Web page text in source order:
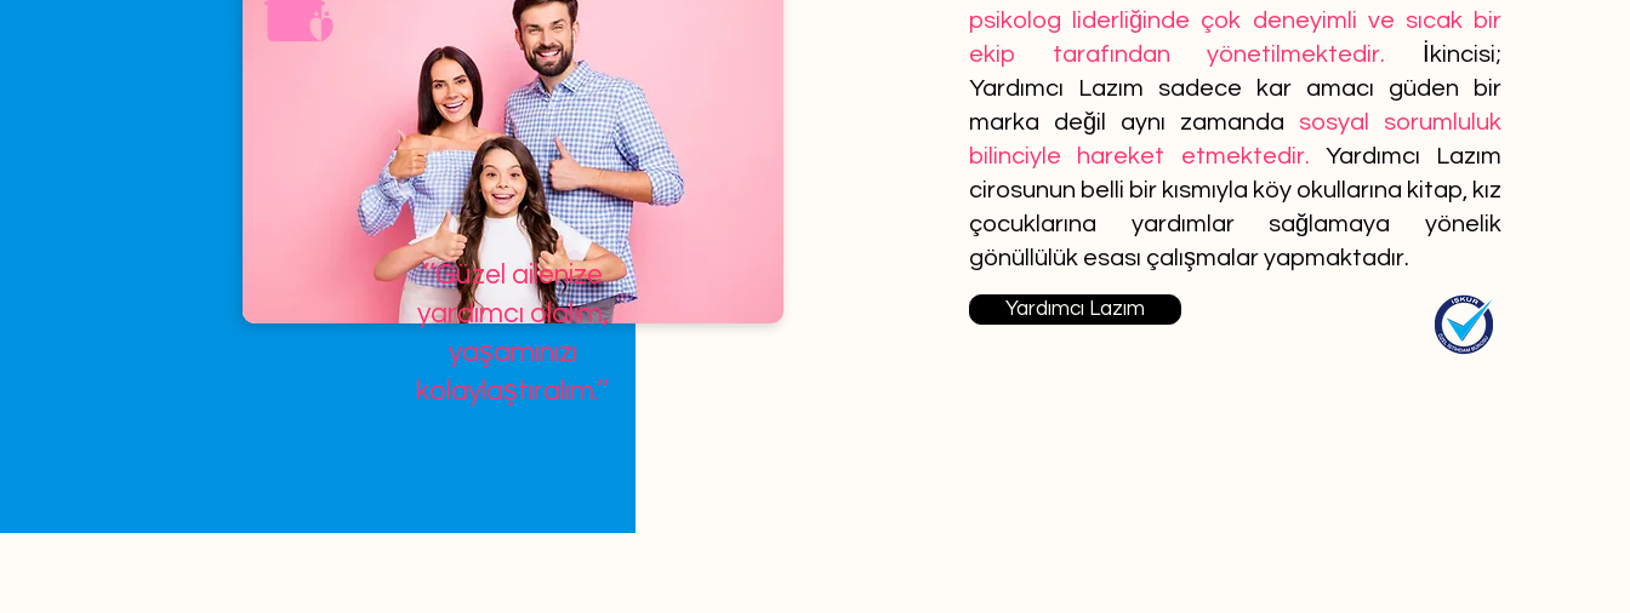
’’Güzel ailenize
yardımcı olalım,
yaşamınızı
kolaylaştıralım.’’
psikolog liderliğinde çok deneyimli ve sıcak bir
ekip tarafından yönetilmektedir.
İkincisi;
Yardımcı Lazım sadece kar amacı güden bir
marka değil aynı zamanda sosyal sorumluluk
bilinciyle hareket etmektedir. Yardımcı Lazım
cirosunun belli bir kısmıyla köy okullarına kitap, kız
çocuklarına yardımlar sağlamaya yönelik
gönüllülük esası çalışmalar yapmaktadır.
Yardımcı Lazım